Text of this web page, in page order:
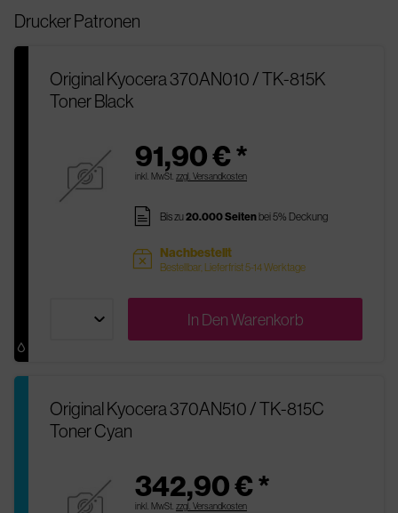
Drucker Patronen
Original Kyocera 370AN010 / TK-815K
Toner Black
91,90 € *
inkl. MwSt. zzgl. Versandkosten
pages Bis zu20.000 Seitenbei 5% Deckung
sold Nachbestellt
Bestellbar, Lieferfrist 5-14 Werktage
In DenWarenkorb
Original Kyocera 370AN510 / TK-815C
Toner Cyan
342,90 € *
inkl. MwSt. zzgl. Versandkosten